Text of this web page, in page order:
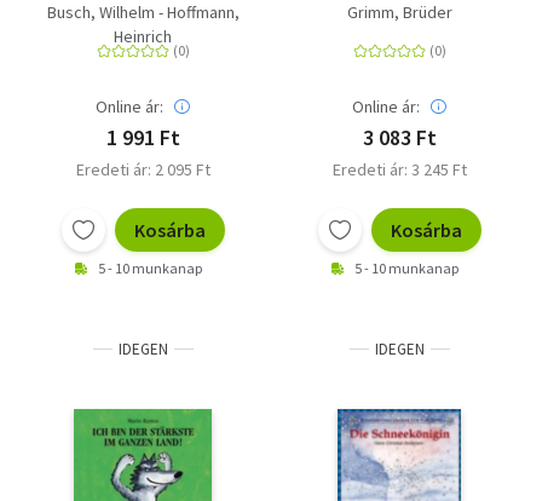
Busch, Wilhelm - Hoffmann,
Heinrich
Online ár:
1 991 Ft
Eredeti ár: 2 095 Ft
Kosárba
5 - 10 munkanap
Grimm, Brüder
Online ár:
3 083 Ft
Eredeti ár: 3 245 Ft
Kosárba
5 - 10 munkanap
IDEGEN IDEGEN